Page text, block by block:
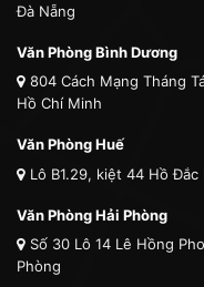
Đà Nẵng
Văn Phòng Bình Dương
804 Cách Mạng Tháng
Hồ Chí Minh
Văn Phòng Huế
Lô B1.29, kiệt 44 Hồ
Văn Phòng Hải Phòng
Số 30 Lô 14 Lê Hồng
Phòng